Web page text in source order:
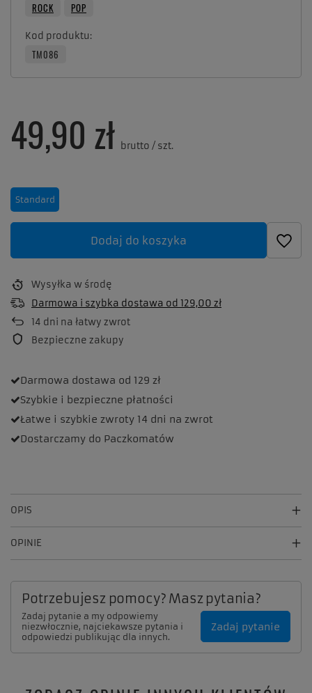
ROCK POP
Kod produktu
TM086
Standard
49,90 zł brutto / szt.
Dodaj do koszyka
Wysyłka w środę
Darmowa i szybka dostawa od 129,00 zł
14 dni na łatwy zwrot
Bezpieczne zakupy
Darmowa dostawa od 129 zł
Szybkie i bezpieczne płatności
Łatwe i szybkie zwroty 14 dni na zwrot
Dostarczamy do Paczkomatów
OPIS
OPINIE
Potrzebujesz pomocy? Masz pytania?
Zadaj pytanie a my odpowiemy
niezwłocznie, najciekawsze pytania i
odpowiedzi publikując dla innych.
Zadaj pytanie